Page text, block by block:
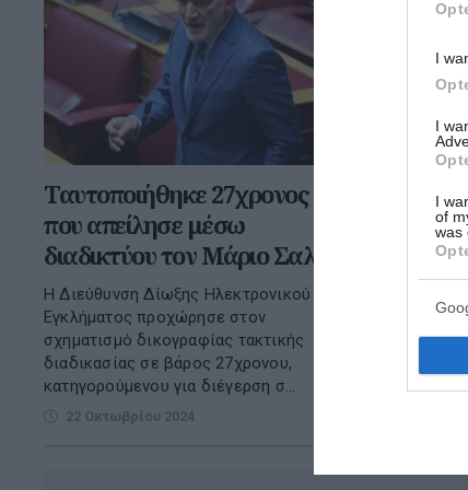
I
I
I
of
was
Ταυτοποιήθηκε 27χρονος
που απείλησε μέσω
διαδικτύου τον Μάριο Σαλμά
Η Διεύθυνση Δίωξης Ηλεκτρονικού
Εγκλήματος προχώρησε στον
σχηματισμό δικογραφίας τακτικής
διαδικασίας σε βάρος 27χρονου,
κατηγορούμενου για διέγερση σ...
22 Οκτωβρίου 2024